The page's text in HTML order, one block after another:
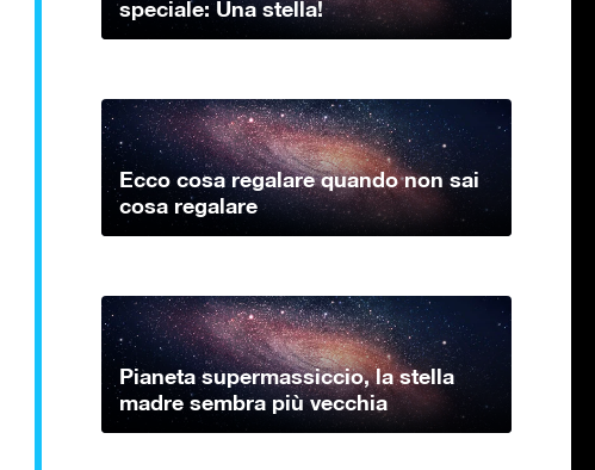
speciale: Una stella!
Ecco cosa regalare quando non sai
cosa regalare
Pianeta supermassiccio, la stella
madre sembra più vecchia